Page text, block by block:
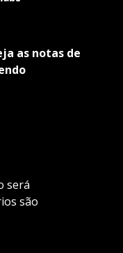
as notas de
será
são